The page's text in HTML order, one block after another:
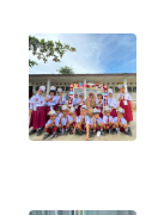
WN
JAKARTA